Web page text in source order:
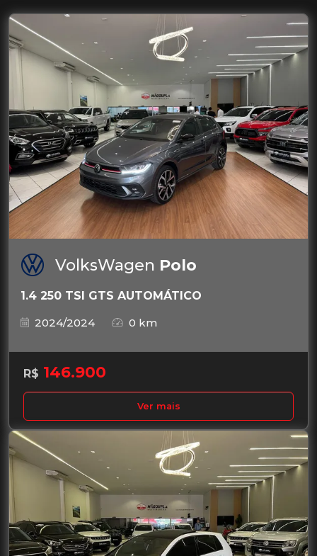
VolksWagen Polo
1.4 250 TSI GTS AUTOMÁTICO
2024/2024
0 km
R$ 146.900
Ver mais